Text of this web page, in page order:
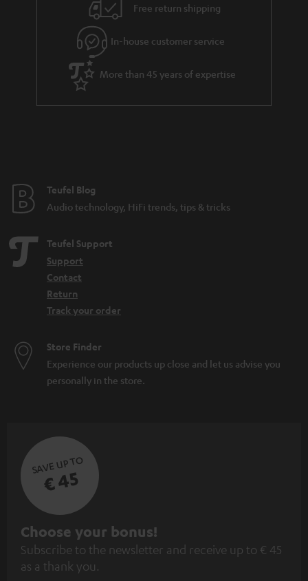
g
u
a
r
a
e
s
Free return shipping
In-house customer service
More than 45 years of expertise
Teufel Blog
Audio technology, HiFi trends, tips & tricks
Teufel Support
Support
Contact
Return
Track your order
Store Finder
Experience our products up close and let us advise you
personally in the store.
SAVE UP TO
€ 45
S
u
b
Choose your bonus!
Subscribe to the newsletter and receive up to € 45
as a thank you.